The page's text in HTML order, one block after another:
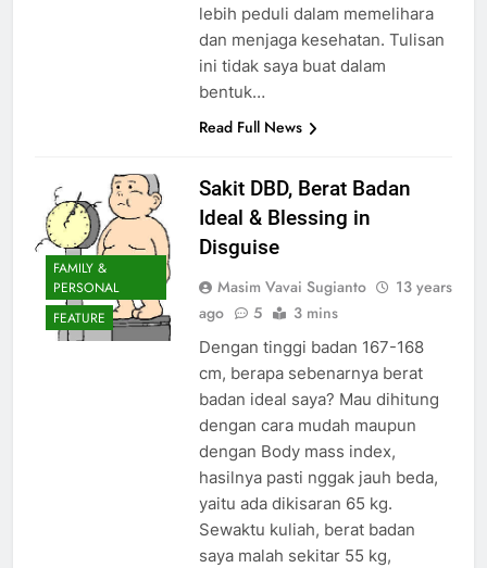
lebih peduli dalam memelihara
dan menjaga kesehatan. Tulisan
ini tidak saya buat dalam
bentuk…
Read Full News
FAMILY &
PERSONAL
FEATURE
Sakit DBD, Berat Badan
Ideal & Blessing in
Disguise
Masim Vavai Sugianto
13 years
ago
5 3 mins
Dengan tinggi badan 167-168
cm, berapa sebenarnya berat
badan ideal saya? Mau dihitung
dengan cara mudah maupun
dengan Body mass index,
hasilnya pasti nggak jauh beda,
yaitu ada dikisaran 65 kg.
Sewaktu kuliah, berat badan
saya malah sekitar 55 kg,